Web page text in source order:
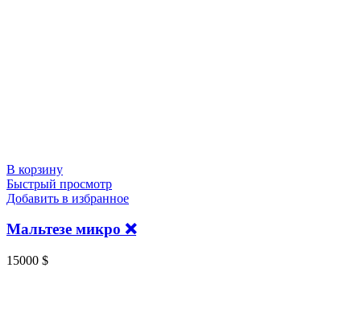
В корзину
Быстрый просмотр
Добавить в избранное
Мальтезе микро ❌
15000 $